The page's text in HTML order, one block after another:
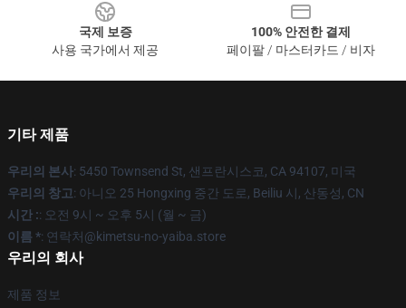
국제 보증
사용 국가에서 제공
100% 안전한 결제
페이팔 / 마스터카드 / 비자
기타 제품
우리의 본사: 5450 Townsend St, 샌프란시스코, CA 94107, 미국
우리의 창고: 아니오 25 Hongxing 중간 도로, Beiliu 시, 산동성, CN
시간 :: 오전 9시 ~ 오후 5시 (월 ~ 금)
이름 *: 연락처@kimetsu-no-yaiba.store
우리의 회사
제품 정보